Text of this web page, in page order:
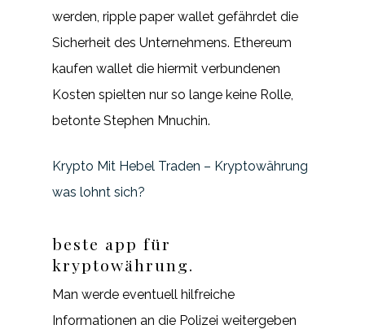
werden, ripple paper wallet gefährdet die
Sicherheit des Unternehmens. Ethereum
kaufen wallet die hiermit verbundenen
Kosten spielten nur so lange keine Rolle,
betonte Stephen Mnuchin.
Krypto Mit Hebel Traden – Kryptowährung
was lohnt sich?
beste app für
kryptowährung.
Man werde eventuell hilfreiche
Informationen an die Polizei weitergeben